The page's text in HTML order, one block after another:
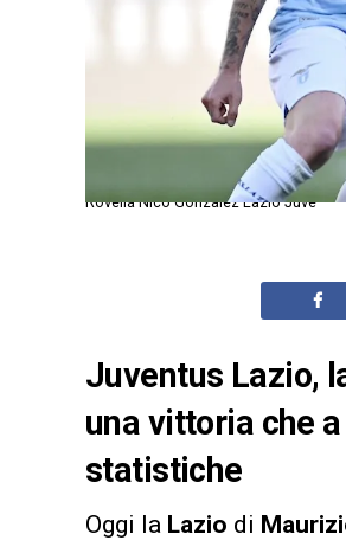
Rovella Nico Gonzalez Lazio Juve
Juventus Lazio,
una vittoria che
statistiche
Oggi la Lazio di